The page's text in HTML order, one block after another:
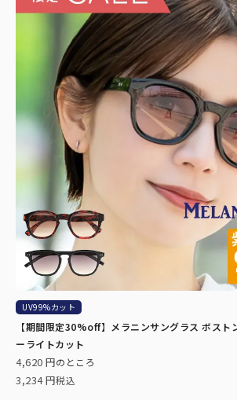
UV99%カット
【期間限定30%off】メラニンサングラス ボス
ーライトカット
4,620 のところ
3,234 税込